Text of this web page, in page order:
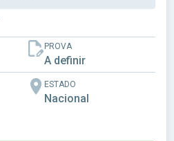
PROVA
A definir
ESTADO
Nacional